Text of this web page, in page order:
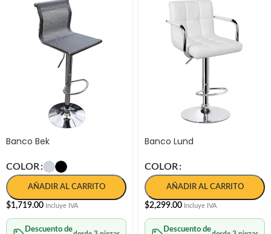
Banco Bek
COLOR
AÑADIR AL CARRITO
$1,719.00 Incluye IVA
Descuento de
Banco Lund
COLOR
AÑADIR AL CARRITO
$2,299.00 Incluye IVA
Descuento de